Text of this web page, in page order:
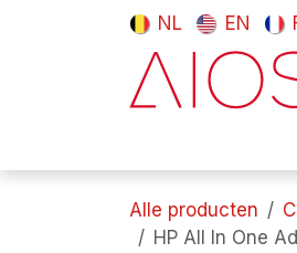
Overslaan naar inhoud
NL EN
Alle producten
HP All In One